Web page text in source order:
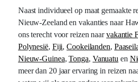
Naast individueel op maat gemaakte
Nieuw-Zeeland en vakanties naar
ons terecht voor reizen naarvakantie
Polynesië, Fiji,Cookeilanden,
Nieuw-Guinea,Tonga, Vanuatu en
meer dan 20 jaar ervaring in reizen